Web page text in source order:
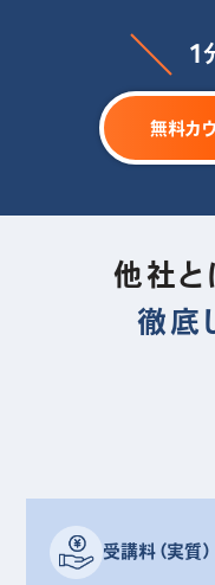
1
無料カ
他社と
徹底
受講料（実質）